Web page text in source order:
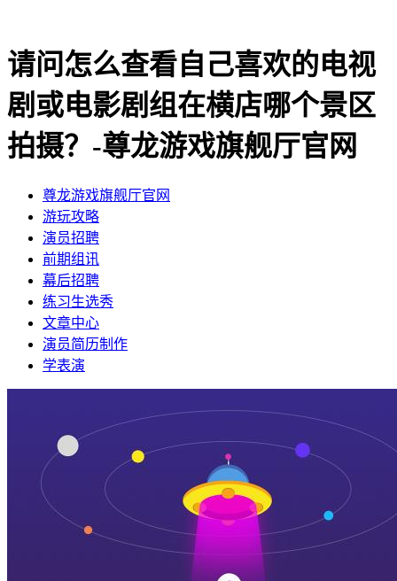
请问怎么查看自己喜欢的电视
剧或电影剧组在横店哪个景区
拍摄？-尊龙游戏旗舰厅官网
尊龙游戏旗舰厅官网
​游玩攻略
​演员招聘
​前期组讯
​幕后招聘
​练习生选秀
文章中心
演员简历制作
学表演